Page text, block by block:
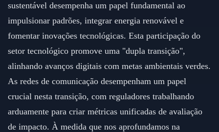
sustentável desempenha um papel fundamental ao
impulsionar padrões, integrar energia renovável e
fomentar inovações tecnológicas. Esta participação do
setor tecnológico promove uma "dupla transição",
alinhando avanços digitais com metas ambientais verdes.
As redes de comunicação desempenham um papel
crucial nesta transição, com reguladores trabalhando
arduamente para criar métricas unificadas de avaliação
de impacto. À medida que nos aprofundamos na